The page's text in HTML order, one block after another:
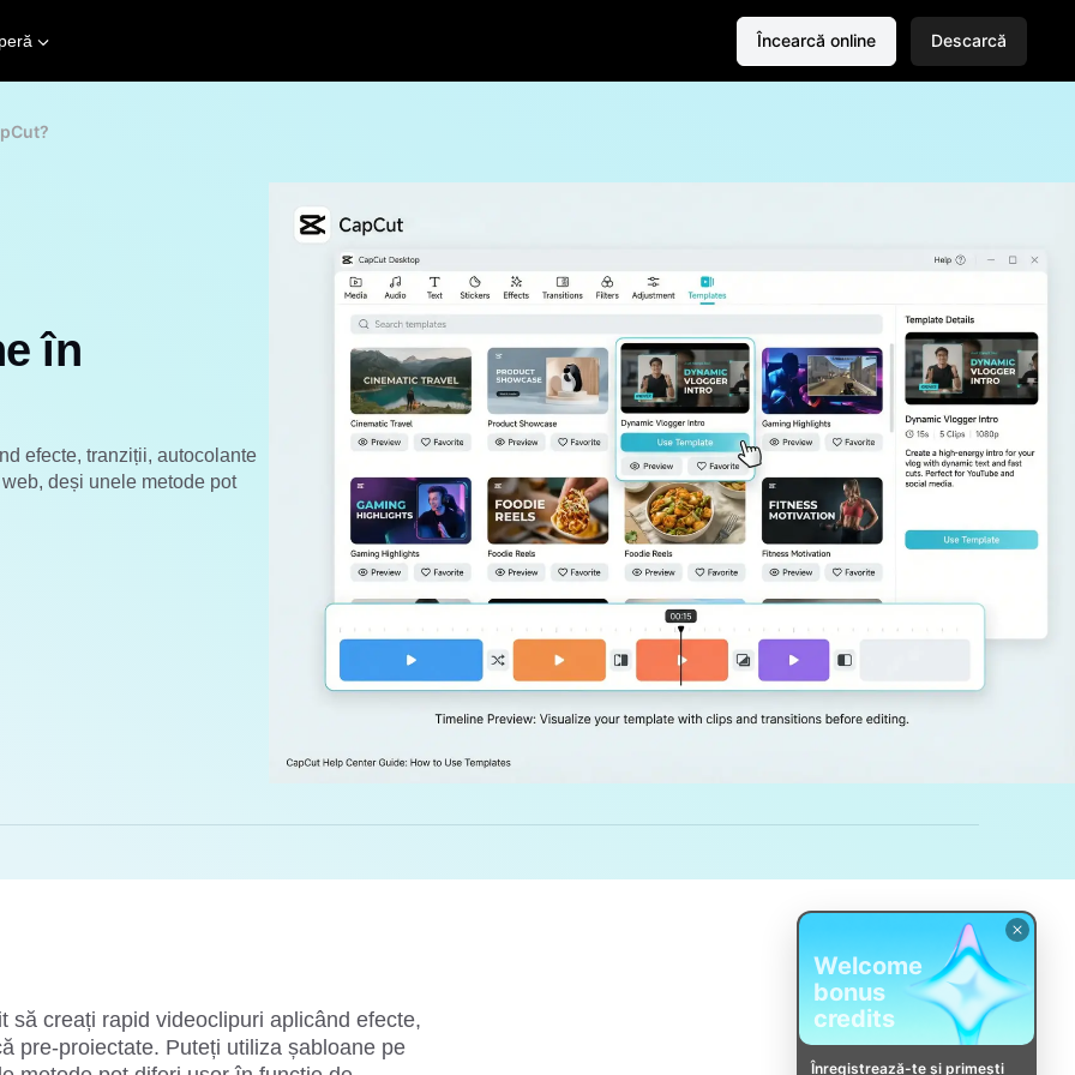
Încearcă online Descarcă
în
efecte, tranziții, autocolante
deși unele metode pot
să creați rapid videoclipuri aplicând efecte,
Welcome
bonus
credits
Înregistrează-te și primești